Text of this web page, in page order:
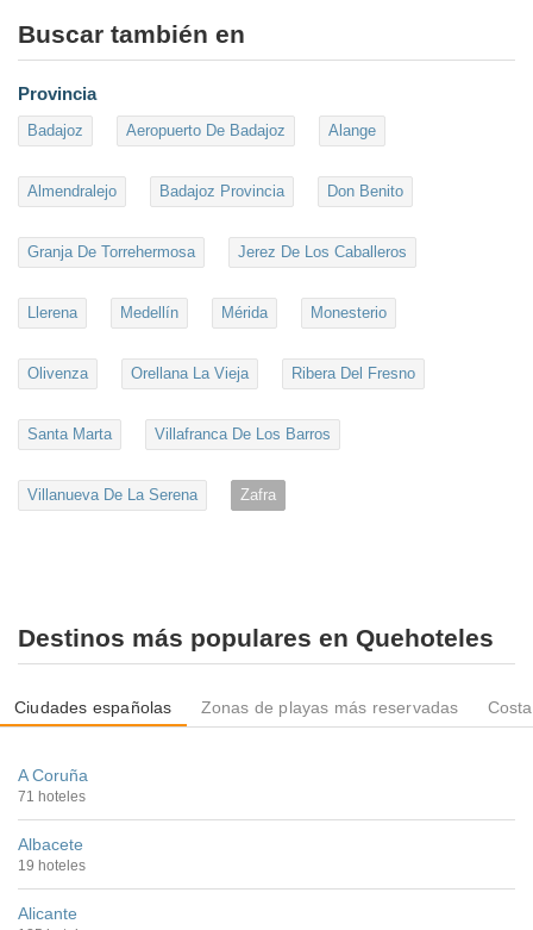
Buscar también en
Provincia
Badajoz Aeropuerto De Badajoz Alange
Almendralejo Badajoz Provincia Don Benito
Granja De Torrehermosa Jerez De Los Caballeros
Llerena Medellín Mérida Monesterio
Olivenza Orellana La Vieja Ribera Del Fresno
Santa Marta Villafranca De Los Barros
Villanueva De La Serena Zafra
Destinos más populares en Quehoteles
Ciudades españolas Zonas de playas más reservadas
A Coruña
71 hoteles
Albacete
19 hoteles
Alicante